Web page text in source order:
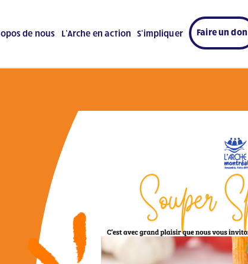
de nous L’Arche en action S’impliquer Faire un don